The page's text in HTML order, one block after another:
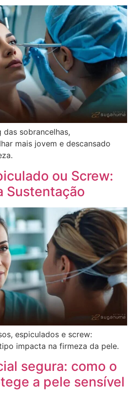
sobrancelhas,
mais jovem e descansado
ou Screw:
Sustentação
espiculados e screw:
impacta na firmeza da pele.
segura: como o
a pele sensível